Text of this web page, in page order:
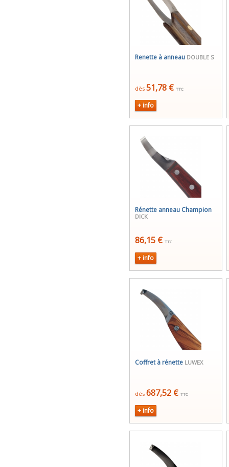
Renette à anneau DOUBLE S
dès 51,78 € TTC
+ info
Rénette anneau Champion
DICK
86,15 € TTC
+ info
Coffret à rénette LUWEX
dès 687,52 € TTC
+ info